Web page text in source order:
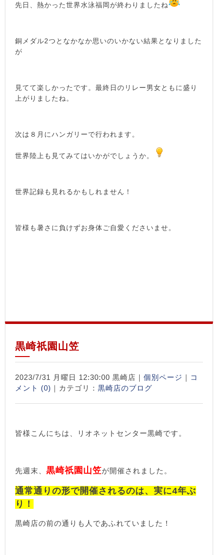
先日、熱かった世界水泳福岡が終わりましたね
銅メダル2つとなかなか思いのいかない結果となりました
が
見てて楽しかったです。最終日のリレー男女ともに盛り
上がりましたね。
次は８月にハンガリーで行われます。
世界陸上も見てみてはいかがでしょうか。
世界記録も見れるかもしれません！
皆様も暑さに負けずお身体ご自愛くださいませ。
黒崎祇園山笠
2023/7/31 月曜日 12:30:00 黒崎店｜ 個別ページ ｜ コ
メント (0) ｜カテゴリ： 黒崎店のブログ
皆様こんにちは、リオネットセンター黒崎です。
先週末、 黒崎祇園山笠が開催されました。
通常通りの形で開催されるのは、実に4年ぶ
り！
黒崎店の前の通りも人であふれていました！